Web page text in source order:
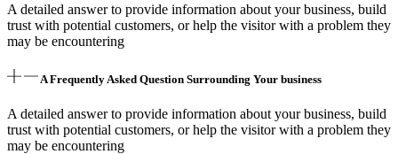
A detailed answer to provide information about your business, build
trust with potential customers, or help the visitor with a problem they
may be encountering
A Frequently Asked Question Surrounding Your business
A detailed answer to provide information about your business, build
trust with potential customers, or help the visitor with a problem they
may be encountering